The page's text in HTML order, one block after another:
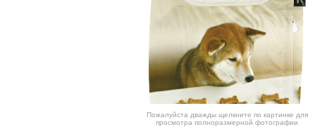
Пожалуйста дважды щелкните по картинке для
просмотра полноразмерной фотографии